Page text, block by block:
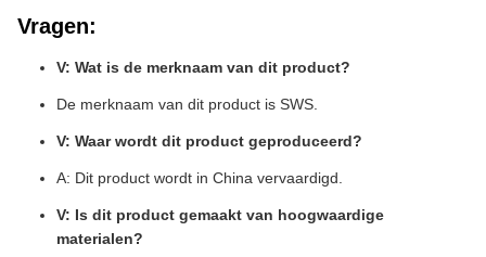
Vragen:
V: Wat is de merknaam van dit product?
De merknaam van dit product is SWS.
V: Waar wordt dit product geproduceerd?
A: Dit product wordt in China vervaardigd.
V: Is dit product gemaakt van hoogwaardige
materialen?